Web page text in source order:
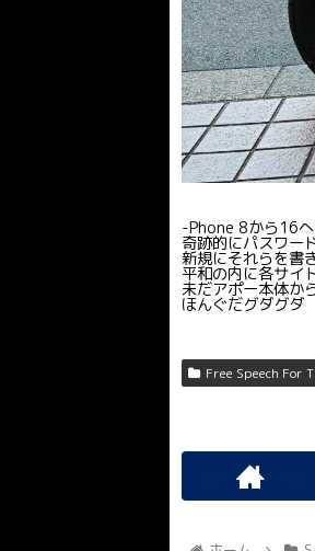
-Phone 8から16
奇跡的にパスワー
新規にそれらを書
平和の内に各サイ
未だアポー本体か
ほんぐだグダグダ
Free Speech For